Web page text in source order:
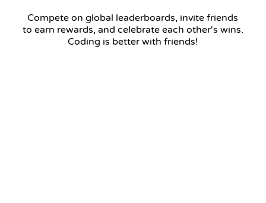
Compete on global leaderboards, invite friends
to earn rewards, and celebrate each other's wins.
Coding is better with friends!